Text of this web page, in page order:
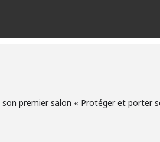
premier salon « Protéger et porter